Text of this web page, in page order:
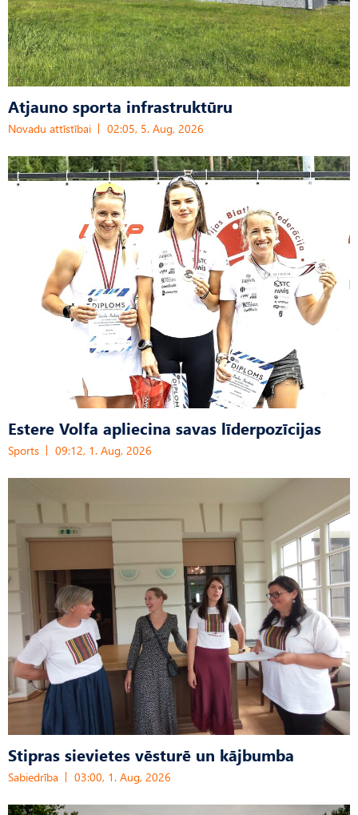
Atjauno sporta infrastruktūru
Novadu attīstībai 02:05, 5. Aug, 2026
Estere Volfa apliecina savas līderpozīcijas
Sports 09:12, 1. Aug, 2026
Stipras sievietes vēsturē un kājbumba
Sabiedrība 03:00, 1. Aug, 2026